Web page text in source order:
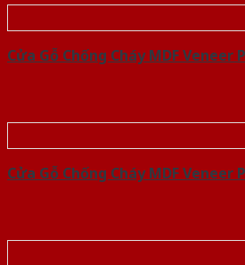
Cửa Gỗ Chống Cháy MDF Veneer
Cửa Gỗ Chống Cháy MDF Veneer